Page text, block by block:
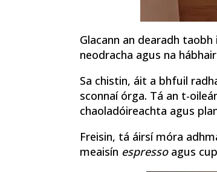
Glacann an dearadh
neodracha agus na
Sa chistin, áit a bhfuil
sconnaí órga. Tá an t-
chaoladóireachta agus
Freisin, tá áirsí móra
meaisín espressoagus